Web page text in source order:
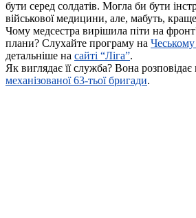
бути серед солдатів. Могла би бути
військової медицини, але, мабуть,
Чому медсестра вирішила піти на фронт?
плани? Слухайте програму на Чеському
детальніше на сайті “Ліга”.
Як виглядає її служба? Вона розповідає
механізованої 63-тьої бригади.